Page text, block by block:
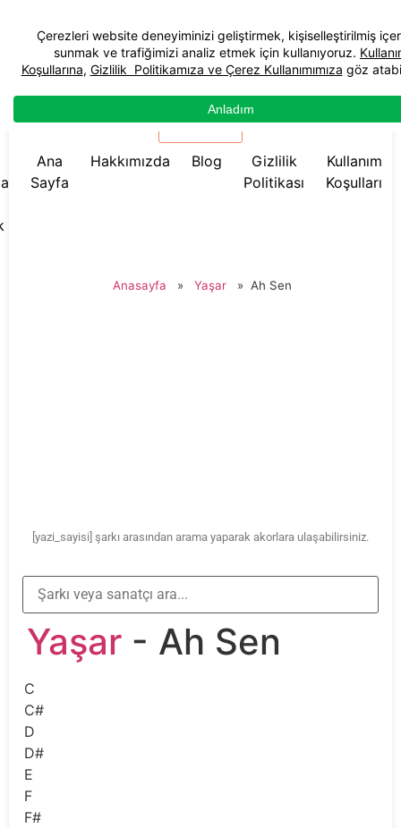
☰ Menü
Ana
Sayfa
Hakkımızda Blog
Gizlilik
Politikası
Kullanım
Koşulları
Anasayfa » Yaşar » Ah Sen
[yazi_sayisi] şarkı arasından arama yaparak akorlara ulaşabilirsiniz.
Yaşar - Ah Sen
C
C#
D
D#
E
F
F#